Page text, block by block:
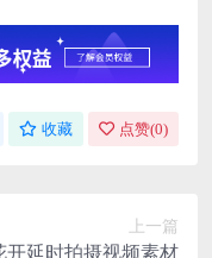
收藏 点赞(0)
上一篇
延时拍摄视频素材